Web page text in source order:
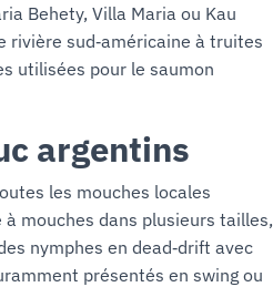
Behety, Villa Maria ou Kau
rivière sud‑américaine à truites
utilisées pour le saumon
argentins
les mouches locales
mouches dans plusieurs tailles,
nymphes en dead‑drift avec
présentés en swing ou